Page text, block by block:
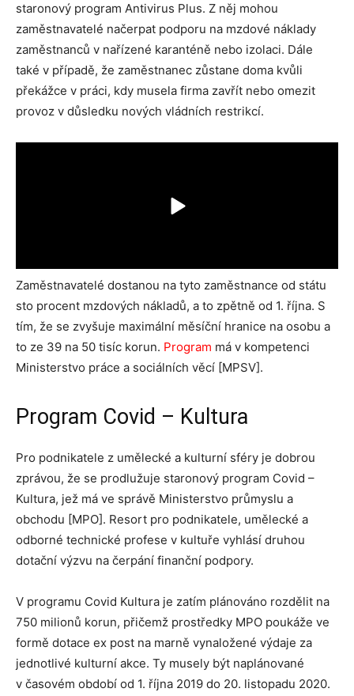
staronový program Antivirus Plus. Z něj mohou
zaměstnavatelé načerpat podporu na mzdové náklady
zaměstnanců v nařízené karanténě nebo izolaci. Dále
také v případě, že zaměstnanec zůstane doma kvůli
překážce v práci, kdy musela firma zavřít nebo omezit
provoz v důsledku nových vládních restrikcí.
Zaměstnavatelé dostanou na tyto zaměstnance od státu
sto procent mzdových nákladů, a to zpětně od 1. října. S
tím, že se zvyšuje maximální měsíční hranice na osobu a
to ze 39 na 50 tisíc korun. Program má v kompetenci
Ministerstvo práce a sociálních věcí [MPSV].
Program Covid – Kultura
Pro podnikatele z umělecké a kulturní sféry je dobrou
zprávou, že se prodlužuje staronový program Covid –
Kultura, jež má ve správě Ministerstvo průmyslu a
obchodu [MPO]. Resort pro podnikatele, umělecké a
odborné technické profese v kultuře vyhlásí druhou
dotační výzvu na čerpání finanční podpory.
V programu Covid Kultura je zatím plánováno rozdělit na
750 milionů korun, přičemž prostředky MPO poukáže ve
formě dotace ex post na marně vynaložené výdaje za
jednotlivé kulturní akce. Ty musely být naplánované
v časovém období od 1. října 2019 do 20. listopadu 2020.